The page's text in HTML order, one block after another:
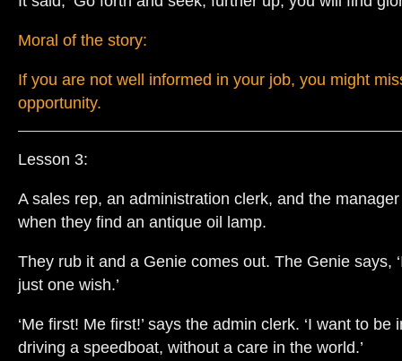
Moral of the story:
If you are not well informed in your job, you might
opportunity.
Lesson 3:
A sales rep, an administration clerk, and the
when they find an antique oil lamp.
They rub it and a Genie comes out. The Genie says,
just one wish.’
‘Me first! Me first!’ says the admin clerk. ‘I want to be
driving a speedboat, without a care in the world.’